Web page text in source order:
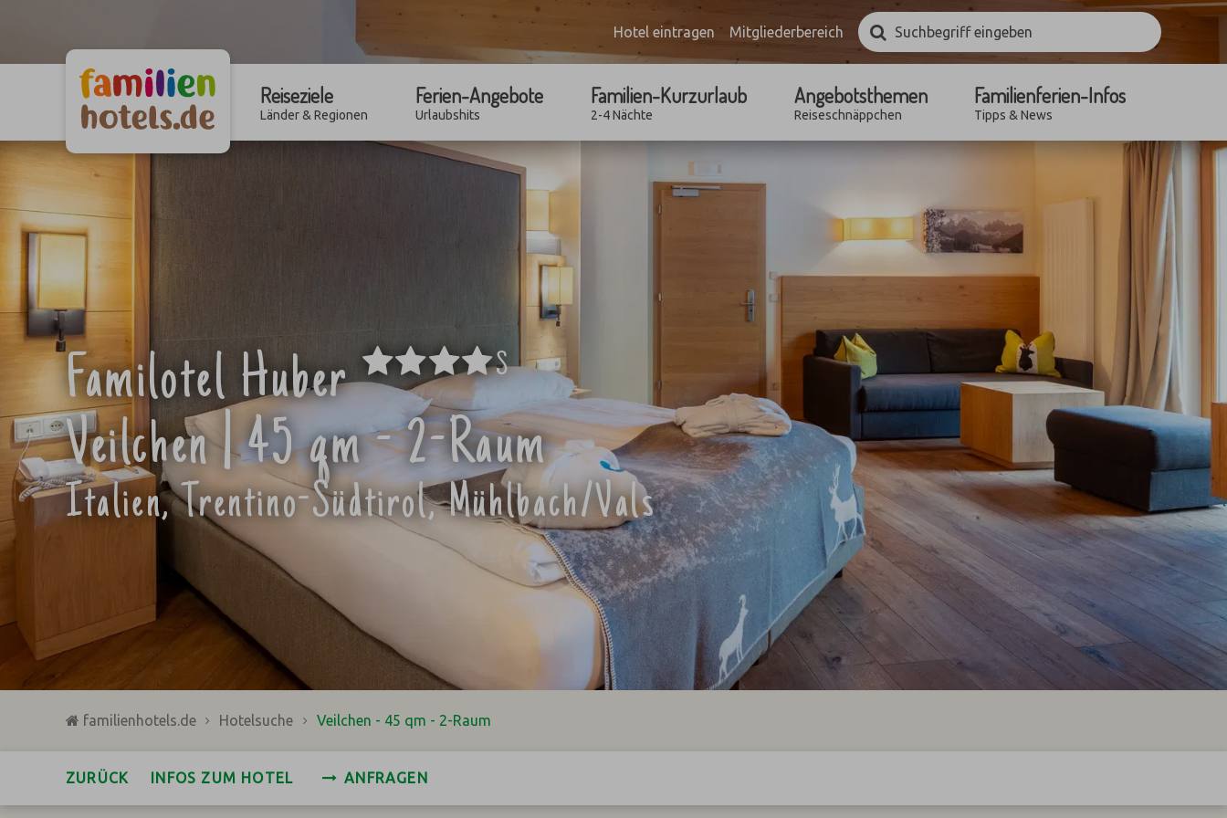
Hotel eintragen Mitgliederbereich
Suchbegriff
eingebenSuchen
Reiseziele
Länder & Regionen
Ferien-Angebote
Urlaubshits
Familien-Kurzurlaub
2-4 Nächte
Angebotsthemen
Reiseschnäppchen
Familienferien-Infos
Tipps & News
Familotel Huber ****
S
Veilchen | 45 qm - 2-Raum
Italien, Trentino-Südtirol, Mühlbach/Vals
familienhotels.de Hotelsuche Veilchen - 45 qm - 2-Raum
ZURÜCK INFOS ZUM HOTEL ANFRAGEN